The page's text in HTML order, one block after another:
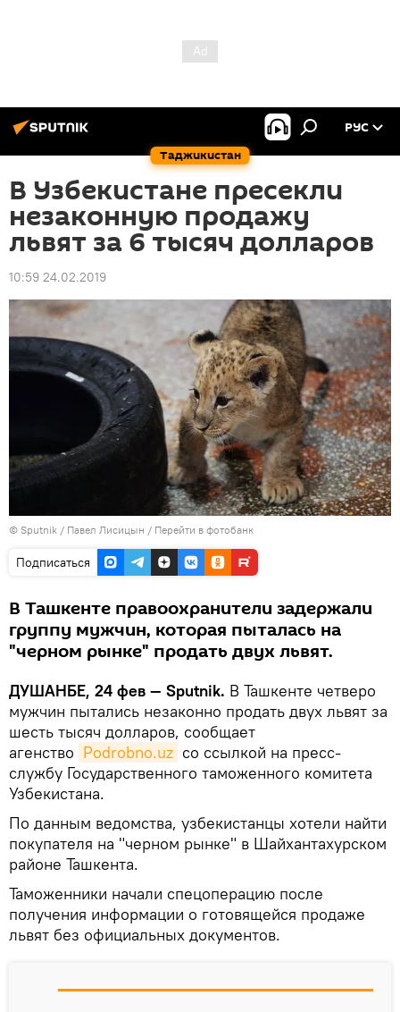
Таджикистан
РУС
В Узбекистане пресекли
незаконную продажу
львят за 6 тысяч долларов
10:59 24.02.2019
© Sputnik / Павел Лисицын / Перейти в фотобанк
Подписаться
В Ташкенте правоохранители задержали
группу мужчин, которая пыталась на
"черном рынке" продать двух львят.
ДУШАНБЕ, 24 фев — Sputnik. В Ташкенте четверо
мужчин пытались незаконно продать двух львят за
шесть тысяч долларов, сообщает
агенство Podrobno.uz со ссылкой на пресс-
службу Государственного таможенного комитета
Узбекистана.
По данным ведомства, узбекистанцы хотели найти
покупателя на "черном рынке" в Шайхантахурском
районе Ташкента.
Таможенники начали спецоперацию после
получения информации о готовящейся продаже
львят без официальных документов.